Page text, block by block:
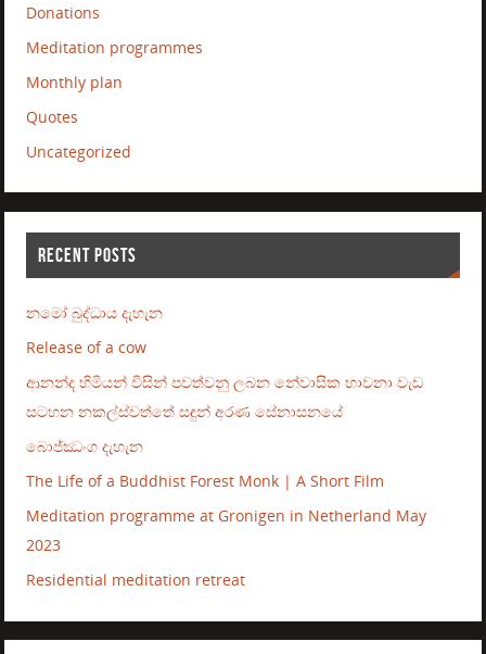
Donations
Meditation programmes
Monthly plan
Quotes
Uncategorized
RECENT POSTS
නමෝ බුද්ධාය දැහැන
Release of a cow
ආනන්ද හිමියන් විසින් පවත්වනු ලබන නේවාසික භාවනා වැඩ
සටහන නකල්ස්වත්තේ සඳුන් අරණ සේනාසනයේ
බොජ්ඣංග දැහැන
The Life of a Buddhist Forest Monk | A Short Film
Meditation programme at Gronigen in Netherland May
2023
Residential meditation retreat